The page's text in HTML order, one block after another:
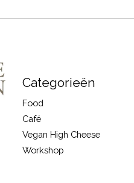
Categorieën
Food
Café
Vegan High Cheese
Workshop